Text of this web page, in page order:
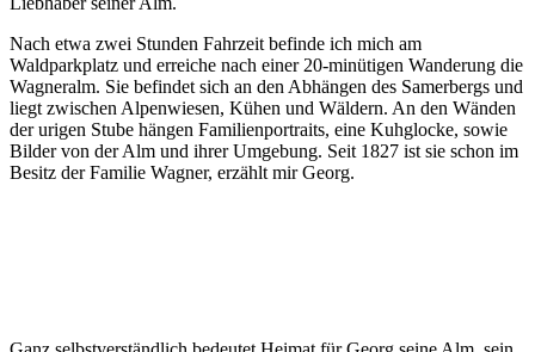
Nach etwa zwei Stunden Fahrzeit befinde ich mich am
Waldparkplatz und erreiche nach einer 20-minütigen Wanderung die
Wagneralm. Sie befindet sich an den Abhängen des Samerbergs und
liegt zwischen Alpenwiesen, Kühen und Wäldern. An den Wänden
der urigen Stube hängen Familienportraits, eine Kuhglocke, sowie
Bilder von der Alm und ihrer Umgebung. Seit 1827 ist sie schon im
Besitz der Familie Wagner, erzählt mir Georg.